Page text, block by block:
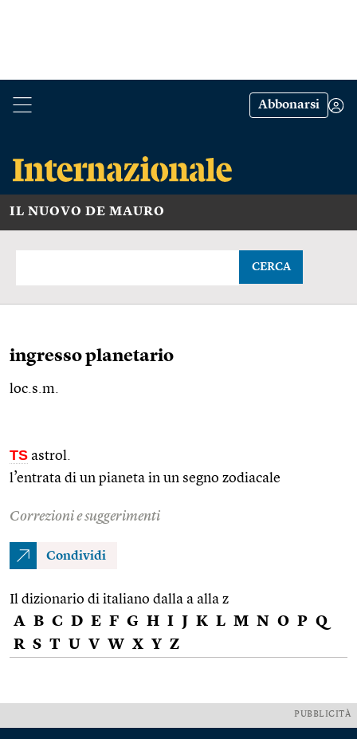
Abbonarsi
IL NUOVO DE MAURO
CERCA
ingresso planetario
loc.s.m.
TS astrol.
l’entrata di un pianeta in un segno zodiacale
Correzioni e suggerimenti
Condividi
Il dizionario di italiano dalla a alla z
A B C D E F G H I J K L M N O P Q
R S T U V W X Y Z
PUBBLICITÀ